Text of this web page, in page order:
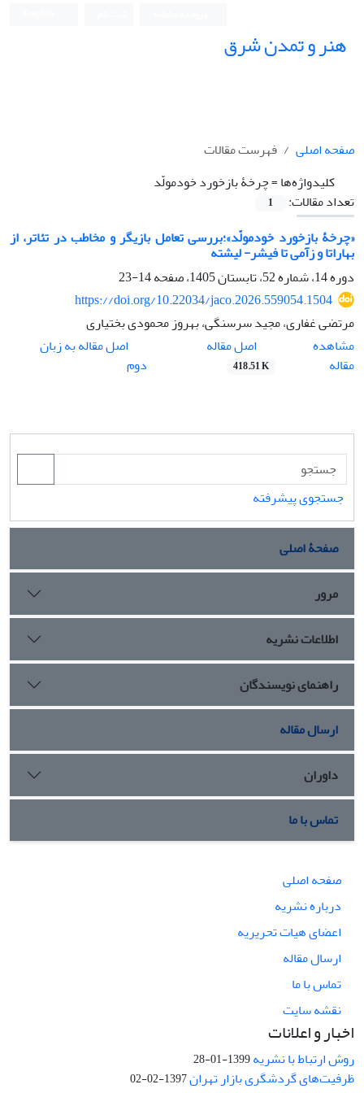
هنر و تمدن شرق
صفحه اصلی
فهرست مقالات
کلیدواژه‌ها =چرخۀ بازخورد خودمولّد
تعداد مقالات:
1
«چرخۀ بازخورد خودمولّد»؛بررسی تعامل بازیگر و مخاطب در تئاتر، از
بهاراتا و زآمی تا فیشر- لیشته
دوره 14، شماره 52، تابستان 1405، صفحه
14-23
https://doi.org/10.22034/jaco.2026.559054.1504
مرتضی غفاری، مجید سرسنگی، بهروز محمودی بختیاری
مشاهده
مقاله
اصل مقاله
418.51 K
اصل مقاله به زبان
دوم
جستجوی پیشرفته
صفحۀ اصلی
مرور
اطلاعات نشریه
راهنمای نویسندگان
ارسال مقاله
داوران
تماس با ما
صفحه اصلی
درباره نشریه
اعضای هیات تحریریه
ارسال مقاله
تماس با ما
نقشه سایت
اخبار و اعلانات
روش ارتباط با نشریه1399-01-28
ظرفیت‌های گردشگری بازار تهران1397-02-02